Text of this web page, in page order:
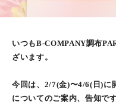
いつもB-COMPANY調布
ざいます。
今回は、2/7(金)〜4/6(日)
についてのご案内、告知で